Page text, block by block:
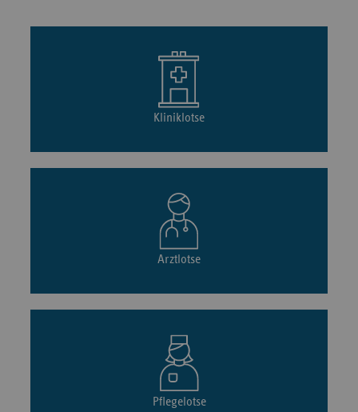
Kliniklotse
Arztlotse
Pflegelotse